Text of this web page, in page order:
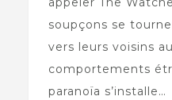
soupçons se
vers leurs voisins
comportements
paranoïa s’installe…